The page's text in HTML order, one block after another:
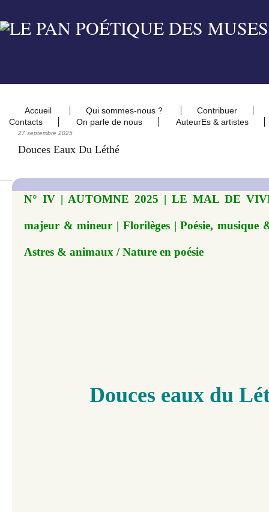
Accueil Qui sommes-nous ?
Contribuer
Contacts
On parle de nous AuteurEs & artistes
27 septembre 2025
Douces Eaux Du Léthé
N° IV | AUTOMNE 2025 | LE MAL DE
majeur & mineur | Florilèges | Poésie, musique
Astres & animaux / Nature en poésie
Douces eaux du